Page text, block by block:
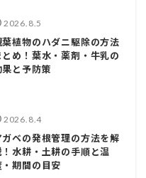
2026.8.5
葉植物のハダニ駆除の方法
とめ！葉水・薬剤・牛乳の
果と予防策
2026.8.4
ガベの発根管理の方法を解
！水耕・土耕の手順と温
・期間の目安